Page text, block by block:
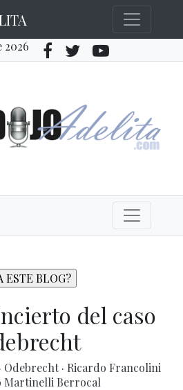
2026
del caso
· Odebrecht · Ricardo Francolini
Martinelli Berrocal